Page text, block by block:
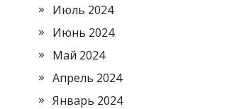
Июль 2024
Июнь 2024
Май 2024
Апрель 2024
Январь 2024